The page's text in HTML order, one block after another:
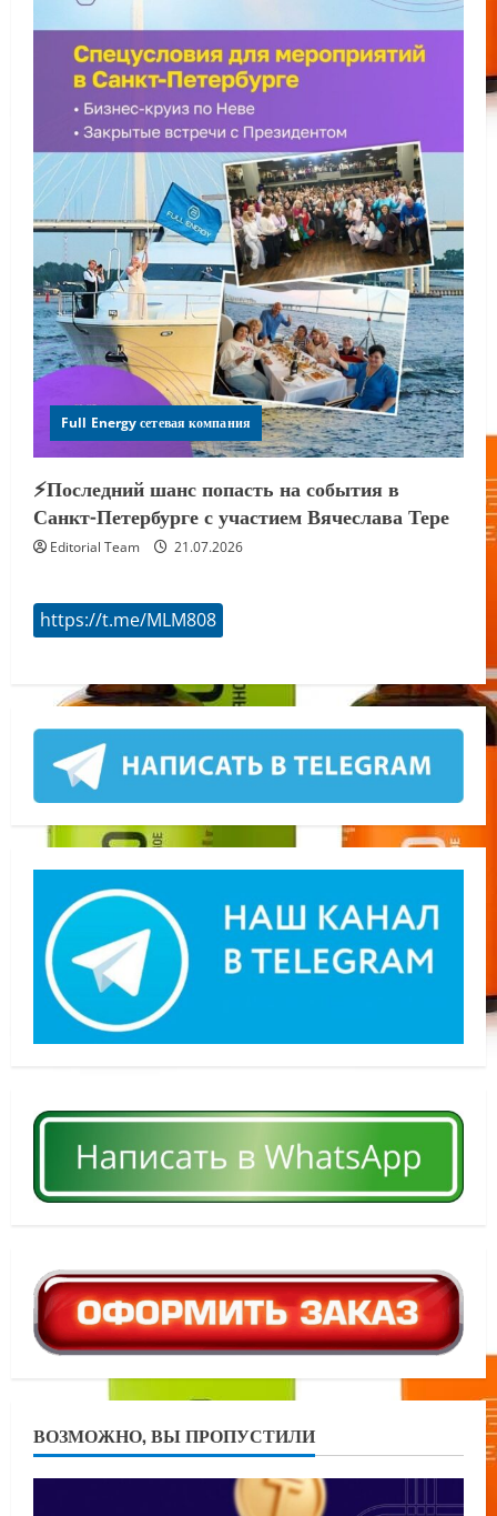
Full Energy сетевая компания
⚡️Последний шанс попасть на события в
Санкт-Петербурге с участием Вячеслава Тере
Editorial Team 21.07.2026
https://t.me/MLM808
ВОЗМОЖНО, ВЫ ПРОПУСТИЛИ